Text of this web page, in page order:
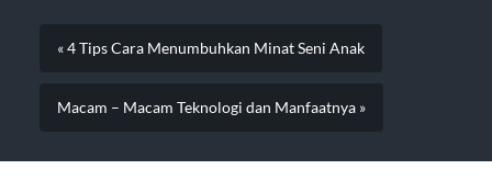
« 4 Tips Cara Menumbuhkan Minat Seni Anak
Macam – Macam Teknologi dan Manfaatnya »